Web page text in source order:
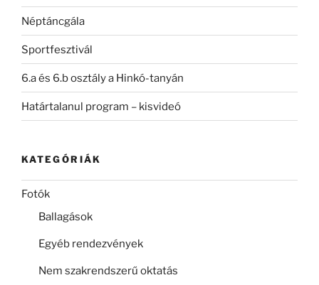
Néptáncgála
Sportfesztivál
6.a és 6.b osztály a Hinkó-tanyán
Határtalanul program – kisvideó
KATEGÓRIÁK
Fotók
Ballagások
Egyéb rendezvények
Nem szakrendszerű oktatás